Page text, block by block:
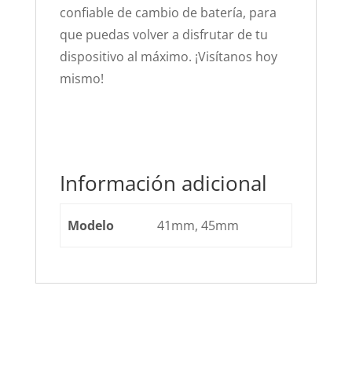
confiable de cambio de batería, para
que puedas volver a disfrutar de tu
dispositivo al máximo. ¡Visítanos hoy
mismo!
Información adicional
Modelo 41mm, 45mm